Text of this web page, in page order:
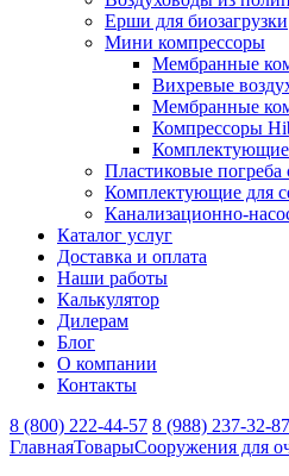
Ерши для биозагрузки
Мини компрессоры
Мембранные
Вихревые
Мембранные
Компрессоры
Комплектующие
Пластиковые
Комплектующие для
Канализационно-
Каталог услуг
Доставка и оплата
Наши работы
Калькулятор
Дилерам
Блог
О компании
Контакты
8 (800) 222-44-57 8 (988) 237-32-87
ГлавнаяТоварыСооружения для